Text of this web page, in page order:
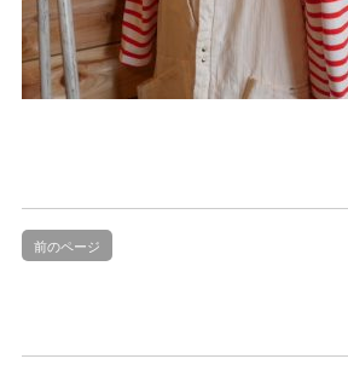
前のページ